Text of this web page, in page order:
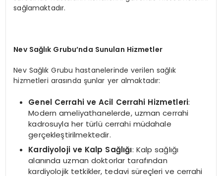
sağlamaktadır.
Nev Sağlık Grubu’nda Sunulan Hizmetler
Nev Sağlık Grubu hastanelerinde verilen sağlık
hizmetleri arasında şunlar yer almaktadır:
Genel Cerrahi ve Acil Cerrahi Hizmetleri:
Modern ameliyathanelerde, uzman cerrahi
kadrosuyla her türlü cerrahi müdahale
gerçekleştirilmektedir.
Kardiyoloji ve Kalp Sağlığı: Kalp sağlığı
alanında uzman doktorlar tarafından
kardiyolojik tetkikler, tedavi süreçleri ve cerrahi